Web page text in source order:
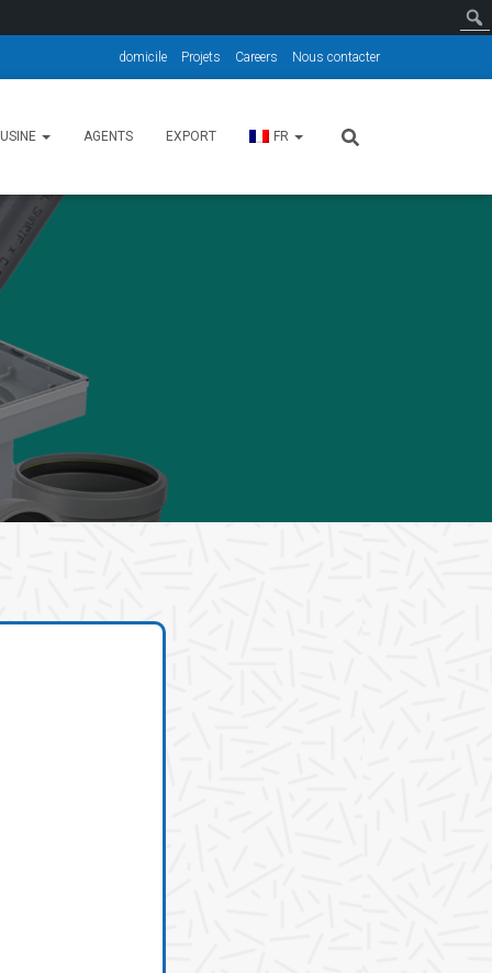
domicile Projets Careers Nous contacter
USINE AGENTS EXPORT FR